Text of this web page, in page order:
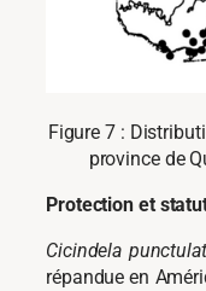
Figure 7 :
province de
Protection et
Cicindela
répandue en